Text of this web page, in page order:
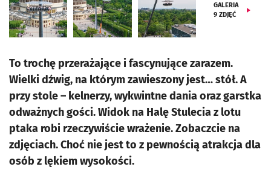
GALERIA
9 ZDJĘĆ
To trochę przerażające i fascynujące zarazem.
Wielki dźwig, na którym zawieszony jest… stół. A
przy stole – kelnerzy, wykwintne dania oraz garstka
odważnych gości. Widok na Halę Stulecia z lotu
ptaka robi rzeczywiście wrażenie. Zobaczcie na
zdjęciach. Choć nie jest to z pewnością atrakcja dla
osób z lękiem wysokości.